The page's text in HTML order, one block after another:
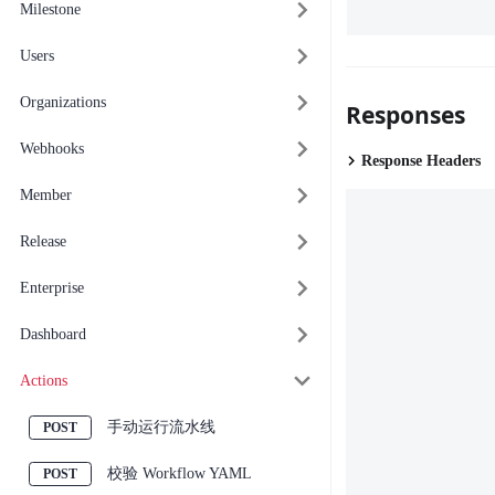
Milestone
Users
Organizations
Webhooks
Member
Release
Enterprise
Dashboard
Actions
手动运行流水线
校验 Workflow YAML
Responses
Response Headers